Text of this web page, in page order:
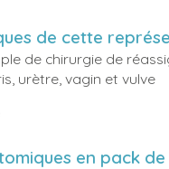
de cette
de chirurgie de
urètre, vagin et vulve
en pack de